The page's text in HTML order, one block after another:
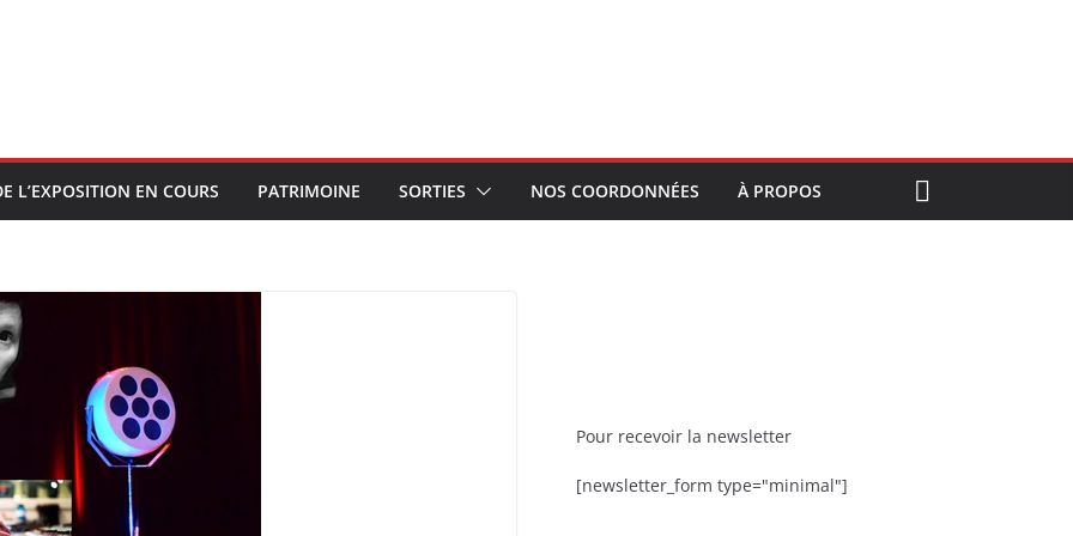
L’EXPOSITION EN COURS PATRIMOINE SORTIES NOS COORDONNÉES À PROPOS
Pour recevoir la newsletter
[newsletter_form type="minimal"]